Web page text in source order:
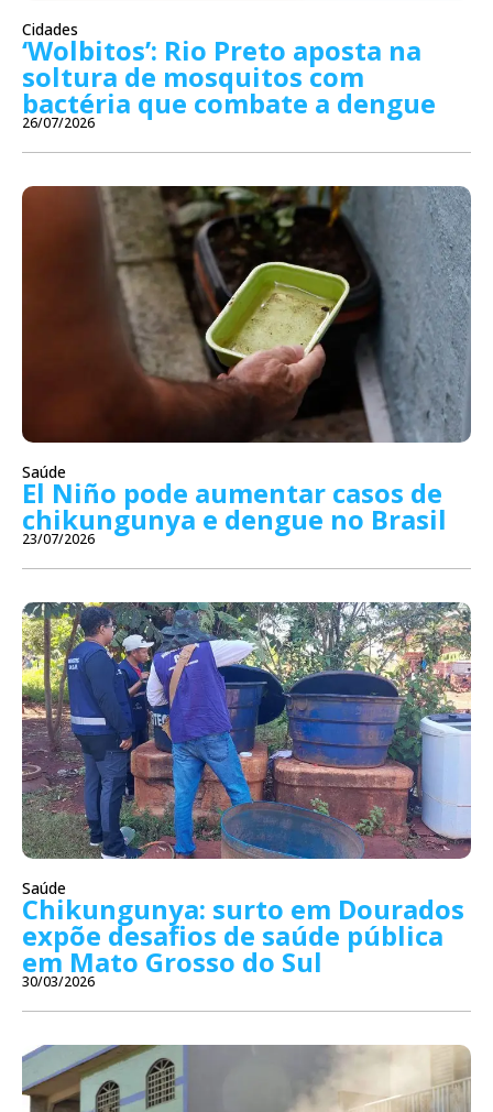
Cidades
‘Wolbitos’: Rio Preto aposta na
soltura de mosquitos com
bactéria que combate a dengue
26/07/2026
Saúde
El Niño pode aumentar casos de
chikungunya e dengue no Brasil
23/07/2026
Saúde
Chikungunya: surto em Dourados
expõe desafios de saúde pública
em Mato Grosso do Sul
30/03/2026